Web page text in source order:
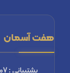
هفت آسمان
پشتیبانی : 02179107